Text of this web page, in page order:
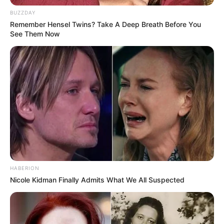
Berikut ini 8 cara yang bisa kamu lakukan untuk bisa mengecilkan
perut buncit.
Baca juga: 5 Manfaat Masker Tomat dan Madu, Bikin Kulit
Cantik Berseri
1. Konsumsi makanan tinggi serat
BUZZDAY
Remember Hensel Twins? Take A Deep Breath Before You
See Them Now
HABERION
Nicole Kidman Finally Admits What We All Suspected